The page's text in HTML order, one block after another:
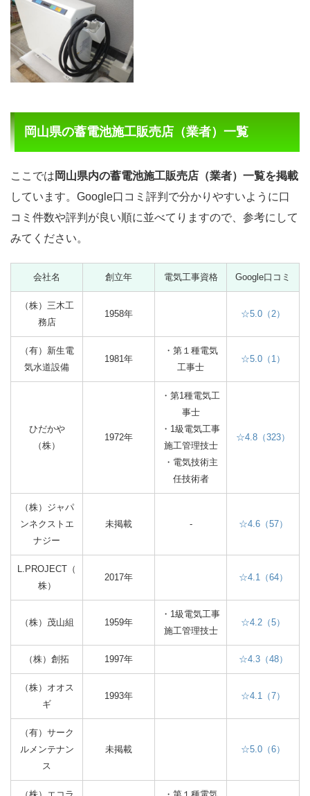
岡山県の蓄電池施工販売店（業者）一覧
ここでは 岡山県内の蓄電池施工販売店（業者）一覧を掲載
しています。Google口コミ評判で分かりやすいように口
コミ件数や評判が良い順に並べてりますので、参考にして
みてください。
会社名 創立年 電気工事資格 Google口コミ
（株）三木工
務店
1958年 ☆5.0（2）
（有）新生電
気水道設備
1981年
・第１種電気
工事士
☆5.0（1）
ひだかや
（株）
1972年
・第1種電気工
事士
・1級電気工事
施工管理技士
・電気技術主
任技術者
☆4.8（323）
（株）ジャパ
ンネクストエ
ナジー
未掲載 - ☆4.6（57）
L.PROJECT（
株）
2017年 ☆4.1（64）
（株）茂山組 1959年
・1級電気工事
施工管理技士
☆4.2（5）
（株）創拓 1997年 ☆4.3（48）
（株）オオス
ギ
1993年 ☆4.1（7）
（有）サーク
ルメンテナン
ス
未掲載 ☆5.0（6）